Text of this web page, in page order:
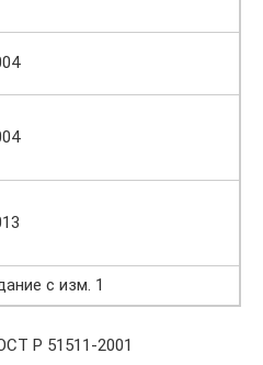
с изм. 1
Р 51511-2001